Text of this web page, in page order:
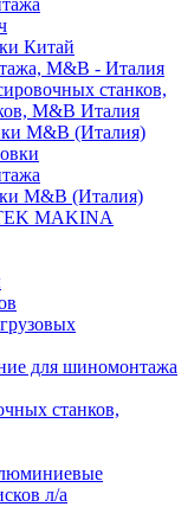
Китай
M&B - Италия
станков,
M&B Италия
M&B (Италия)
M&B (Италия)
MAKINA
для шиномонтажа
станков,
л/а